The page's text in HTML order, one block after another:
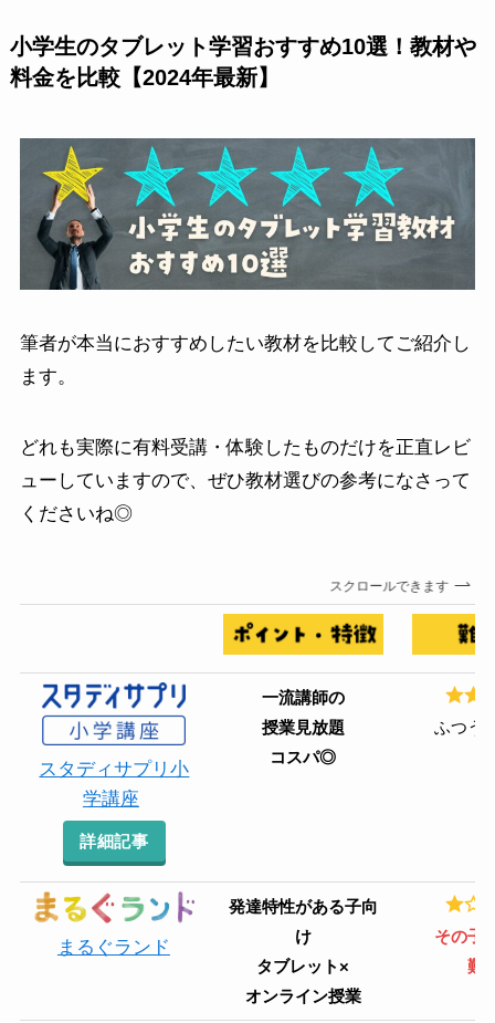
小学生のタブレット学習おすすめ10選！教材や
料金を比較【2024年最新】
筆者が本当におすすめしたい教材を比較してご紹介し
ます。
どれも実際に有料受講・体験したものだけを正直レビ
ューしていますので、ぜひ教材選びの参考になさって
くださいね◎
スクロールできます
スタディサプリ小
学講座
詳細記事
一流講師の
授業見放題
コスパ◎
ふつう
まるぐランド
発達特性がある子向
け
タブレット×
オンライン授業
その子
難